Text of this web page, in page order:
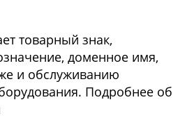
товарный знак,
доменное имя,
и обслуживанию
Подробнее об